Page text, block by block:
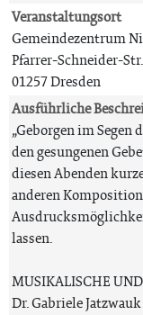
Veranstaltungsort
Gemeindezentrum
Pfarrer-Schneider-
01257 Dresden
Ausführliche
„Geborgen im Segen
den gesungenen
diesen Abenden
anderen
lassen.
MUSIKALISCHE
Dr. Gabriele Jatzwauk